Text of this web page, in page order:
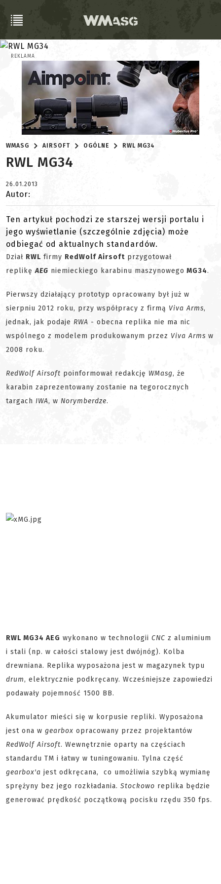
REKLAMA
WMASG AIRSOFT OGÓLNE RWL MG34
RWL MG34
26.01.2013
Autor:
Ten artykuł pochodzi ze starszej wersji portalu i
jego wyświetlanie (szczególnie zdjęcia) może
odbiegać od aktualnych standardów.
Dział RWL firmy RedWolf Airsoft przygotował
replikęAEG niemieckiego karabinu maszynowego MG34.
Pierwszy działający prototyp opracowany był już w
sierpniu 2012 roku, przy współpracy z firmą Viva Arms,
jednak, jak podaje RWA - obecna replika nie ma nic
wspólnego z modelem produkowanym przez Viva Arms w
2008 roku.
RedWolf Airsoft poinformował redakcję WMasg, że
karabin zaprezentowany zostanie na tegorocznych
targach IWA, w Norymberdze.
RWL MG34 AEG wykonano w technologii CNC z aluminium
i stali (np. w całości stalowy jest dwójnóg). Kolba
drewniana. Replika wyposażona jest w magazynek typu
drum, elektrycznie podkręcany. Wcześniejsze zapowiedzi
podawały pojemność 1500 BB.
Akumulator mieści się w korpusie repliki. Wyposażona
jest ona w gearbox opracowany przez projektantów
RedWolf Airsoft. Wewnętrznie oparty na częściach
standardu TM i łatwy w tuningowaniu. Tylna część
gearbox'a jest odkręcana, co umożliwia szybką wymianę
sprężyny bez jego rozkładania. Stockowo replika będzie
generować prędkość początkową pocisku rzędu 350 fps.